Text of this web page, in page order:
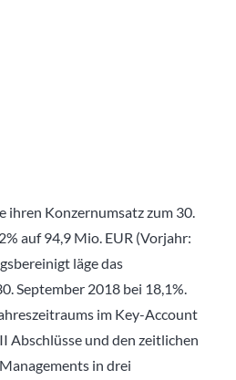
ihren Konzernumsatz zum 30.
auf 94,9 Mio. EUR (Vorjahr:
läge das
September 2018 bei 18,1%.
im Key-Account
Abschlüsse und den zeitlichen
in drei